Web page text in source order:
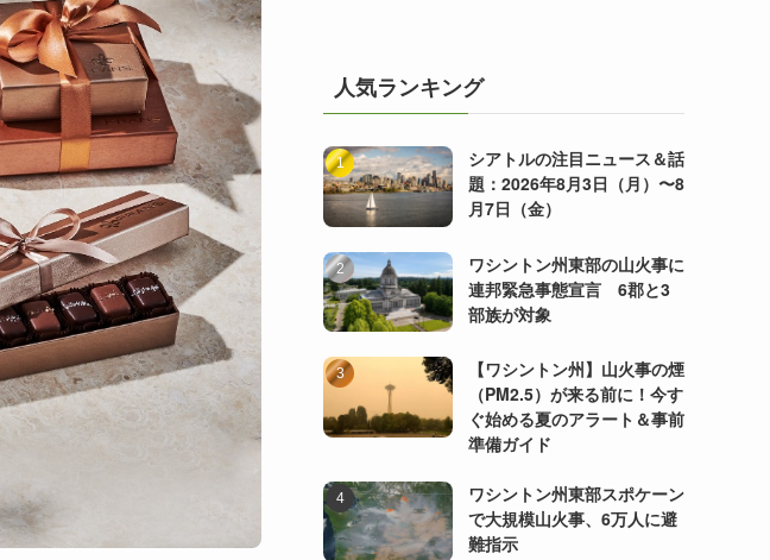
人気ランキング
シアトルの注目ニュース＆話
題：2026年8月3日（月）〜8
月7日（金）
ワシントン州東部の山火事に
連邦緊急事態宣言 6郡と3
部族が対象
【ワシントン州】山火事の煙
（PM2.5）が来る前に！今す
ぐ始める夏のアラート＆事前
準備ガイド
ワシントン州東部スポケーン
で大規模山火事、6万人に避
難指示